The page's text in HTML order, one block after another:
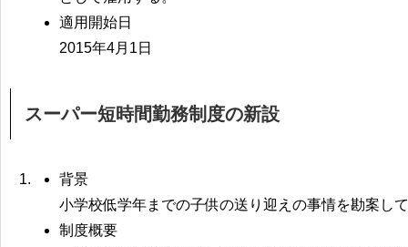
適用開始日
2015年4月1日
スーパー短時間勤務制度の新設
背景
小学校低学年までの子供の送り迎えの事情を勘案し
制度概要